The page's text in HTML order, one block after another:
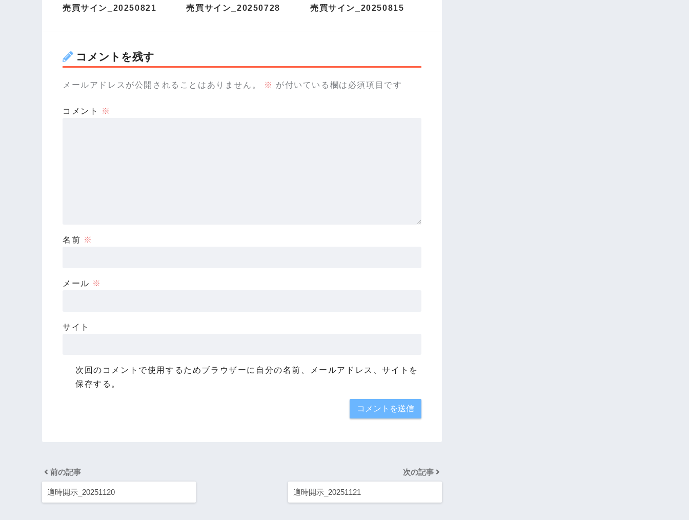
売買サイン_20250821 売買サイン_20250728 売買サイン_20250815
コメントを残す
メールアドレスが公開されることはありません。 ※ が付いている欄は必須項目です
コメント ※
名前 ※
メール ※
サイト
次回のコメントで使用するためブラウザーに自分の名前、メールアドレス、サイトを
保存する。
前の記事
適時開示_20251120
次の記事
適時開示_20251121